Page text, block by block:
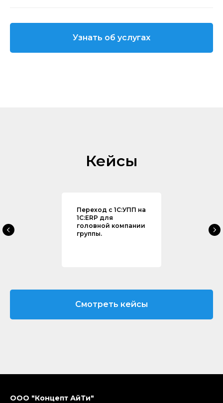
Узнать об услугах
Кейсы
Переход с 1С:УПП на
1С:ERP для
головной компании
группы.
Смотреть кейсы
ООО "Концепт АйТи"